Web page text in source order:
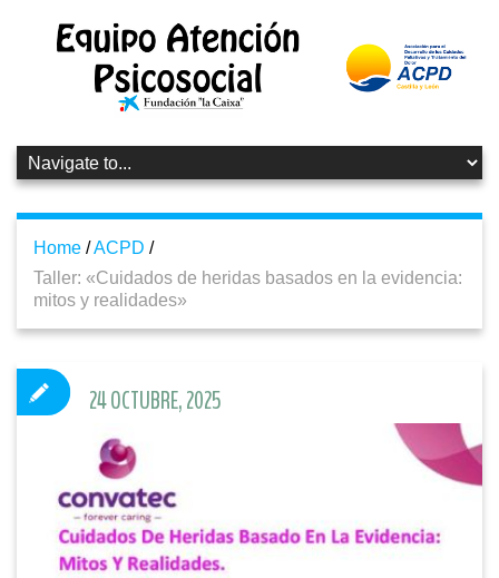
Home /ACPD /
Taller: «Cuidados de heridas basados en la evidencia:
mitos y realidades»
24 OCTUBRE, 2025